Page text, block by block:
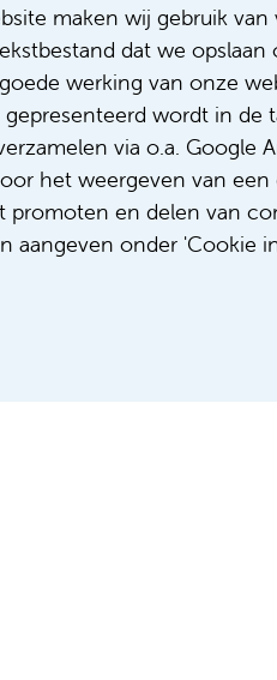
maken wij gebruik
dat we
werking van onze
wordt in
via o.a.
het weergeven van
en delen van
aangeven onder 'Cookie
weten, bijvoorbeeld
het op aan? Chemo’s
goed oppassen, ook voor je
ze radiotherapie
vinden het fijn om
binnen de
je net als Lotte zorgen